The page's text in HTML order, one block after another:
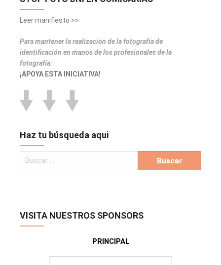
Leer manifiesto >>
Para mantener la realización de la fotografía de
identificación en manos de los profesionales de la
fotografía:
¡APOYA ESTA INICIATIVA!
Haz tu búsqueda aqui
VISITA NUESTROS SPONSORS
PRINCIPAL